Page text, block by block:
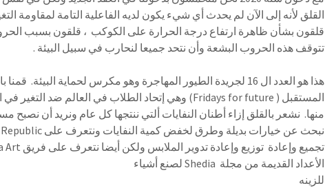
القلق لأنه إلى الآن لم يحدث أي شيء يكون لديه الفاعلية التامة لمقاومة
قلقون بشأن ظاهرة ارتفاع درجة الحرارة على الكوكب ، قلقون بسبب
تتوقف هذه الحروب البشعة وأن نتحد جميعا لنحارب في سبيل
هذا هو العدد ال 16 لجريدة الطيور المهاجرة وهو مكرس لحماية البيئة.
المستقبل ( Fridays for future)
وهي إتحاد الطلاب في العالم ضد التغير في
منها. نشعر بالقلق إزاء أطنان النفايات ألتي ننتجها كل عام ونريد أن نصبح
نبحث عن خيارات بديلة وطرق لخفض كمية النفايات ونتعرف على Fabric Republic
تجميع وإعادة توزيع وإعادة تدوير الملابس ولكن أيضا نتعرف على فريق Shedia Art
الأعداد القديمة من مجلة Shedia لصنع أشياء
للزينه